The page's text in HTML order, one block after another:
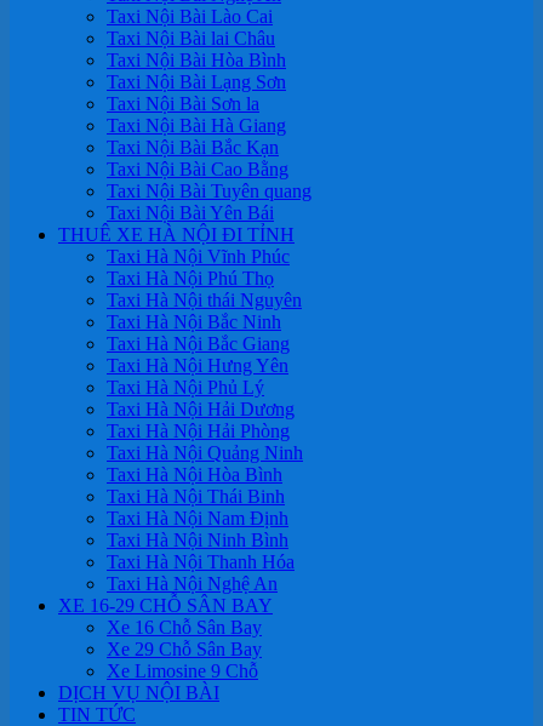
Taxi Nội Bài Lào Cai
Taxi Nội Bài lai Châu
Taxi Nội Bài Hòa Bình
Taxi Nội Bài Lạng Sơn
Taxi Nội Bài Sơn la
Taxi Nội Bài Hà Giang
Taxi Nội Bài Bắc Kạn
Taxi Nội Bài Cao Bằng
Taxi Nội Bài Tuyên quang
Taxi Nội Bài Yên Bái
THUÊ XE HÀ NỘI ĐI TỈNH
Taxi Hà Nội Vĩnh Phúc
Taxi Hà Nội Phú Thọ
Taxi Hà Nội thái Nguyên
Taxi Hà Nội Bắc Ninh
Taxi Hà Nội Bắc Giang
Taxi Hà Nội Hưng Yên
Taxi Hà Nội Phủ Lý
Taxi Hà Nội Hải Dương
Taxi Hà Nội Hải Phòng
Taxi Hà Nội Quảng Ninh
Taxi Hà Nội Hòa Bình
Taxi Hà Nội Thái Binh
Taxi Hà Nội Nam Định
Taxi Hà Nội Ninh Bình
Taxi Hà Nội Thanh Hóa
Taxi Hà Nội Nghệ An
XE 16-29 CHỖ SÂN BAY
Xe 16 Chỗ Sân Bay
Xe 29 Chỗ Sân Bay
Xe Limosine 9 Chỗ
DỊCH VỤ NỘI BÀI
TIN TỨC